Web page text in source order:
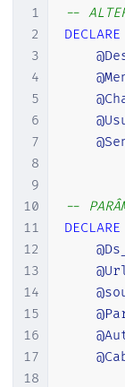
44
45
46
47
48
49
50
51
52
53
54
55
56
57
58
59
60
61
1
2
3
4
5
6
7
8
9
10
11
12
13
14
15
16
17
18
--
DECLARE
--
DECLARE